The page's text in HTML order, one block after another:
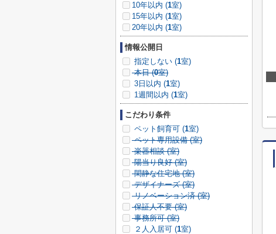
10年以内 (1室)
15年以内 (1室)
20年以内 (1室)
情報公開日
指定しない (1室)
本日 (0室)
3日以内 (1室)
1週間以内 (1室)
こだわり条件
ペット飼育可 (1室)
ペット専用設備 (室)
楽器相談 (室)
陽当り良好 (室)
閑静な住宅地 (室)
デザイナーズ (室)
リノベーション済 (室)
保証人不要 (室)
事務所可 (室)
２人入居可 (1室)